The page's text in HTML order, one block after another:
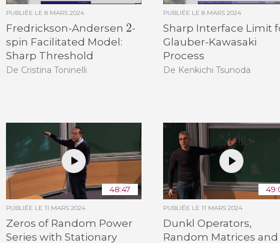
PUBLIÉE LE 8 MARS 2024
Fredrickson-Andersen
2
-
spin Facilitated Model:
Sharp Threshold
De Cristina Toninelli
PUBLIÉE LE8 MARS 2024
Sharp Interface Limit
Glauber-Kawasaki
Process
De Kenkichi Tsunoda
48:47
PUBLIÉE LE 11 MARS 2024
Zeros of Random Power
Series with Stationary
PUBLIÉE LE11 MARS 2024
Dunkl Operators,
Random Matrices and